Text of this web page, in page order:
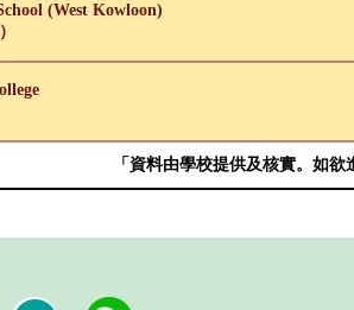
(West Kowloon)
「資料由學校提供及核實。如